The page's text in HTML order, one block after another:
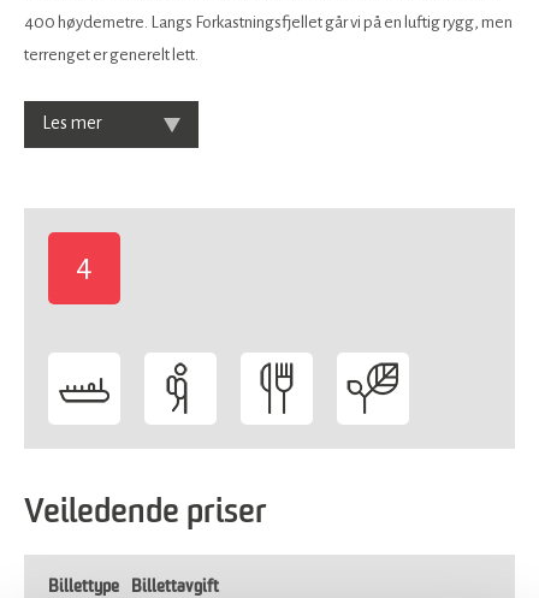
400 høydemetre. Langs Forkastningsfjellet går vi på en luftig rygg, men
terrenget er generelt lett.
Les mer
4
Veiledende priser
Billettype Billettavgift